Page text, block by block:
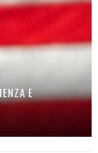
E